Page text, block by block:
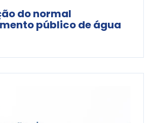
do normal
público de água